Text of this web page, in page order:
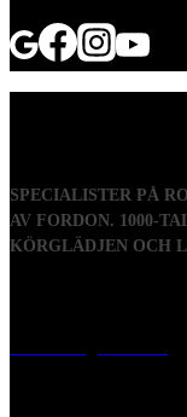
SPECIALISTER PÅ
AV FORDON. 1000-
KÖRGLÄDJEN OCH